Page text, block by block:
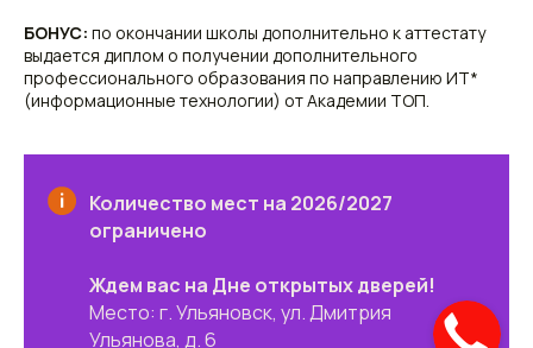
БОНУС: по окончании школы дополнительно к аттестату
выдается диплом о получении дополнительного
профессионального образования по направлению ИТ*
(информационные технологии) от Академии ТОП.
Количество мест на 2026/2027
ограничено
Ждем вас на Дне открытых дверей!
Место: г. Ульяновск, ул. Дмитрия
Ульянова, д. 6